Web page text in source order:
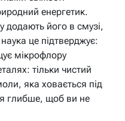
енергетик.
додають його в смузі,
це підтверджує:
мікрофлору
тільки чистий
яка ховається під
глибше, щоб ви не